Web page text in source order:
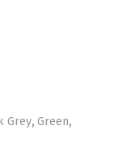
Grey, Green,